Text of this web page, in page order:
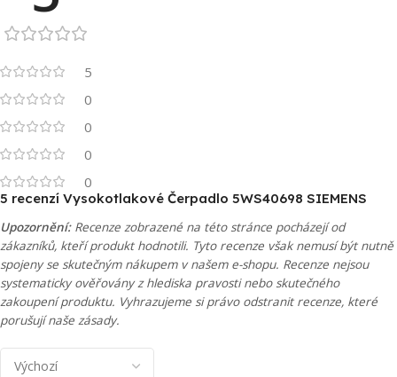
5
0
0
0
0
5 recenzí Vysokotlakové Čerpadlo 5WS40698 SIEMENS
Upozornění:Recenze zobrazené na této stránce pocházejí od
zákazníků, kteří produkt hodnotili. Tyto recenze však nemusí být nutně
spojeny se skutečným nákupem v našem e-shopu. Recenze nejsou
systematicky ověřovány z hlediska pravosti nebo skutečného
zakoupení produktu. Vyhrazujeme si právo odstranit recenze, které
porušují naše zásady.